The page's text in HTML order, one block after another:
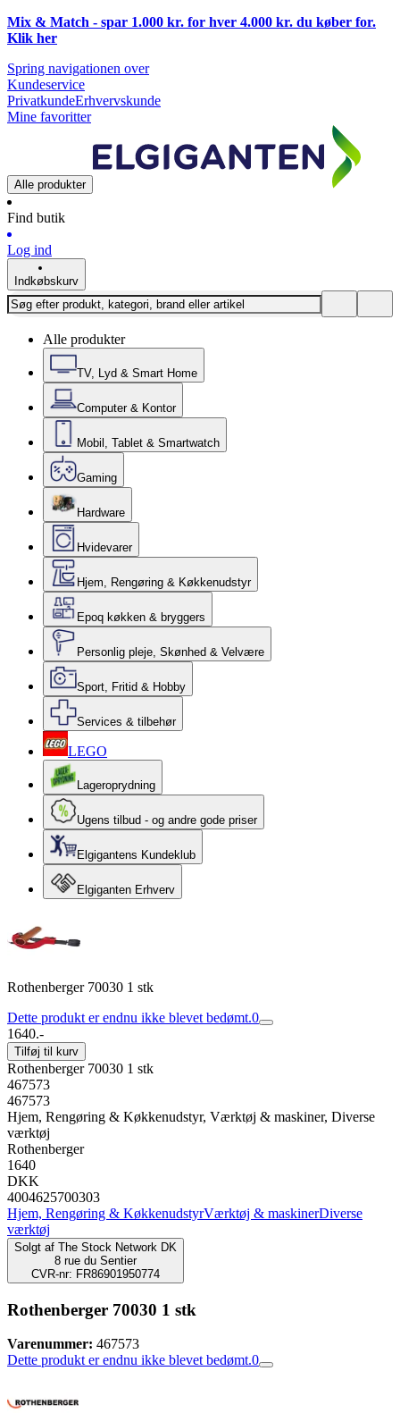
Mix & Match - spar 1.000 kr. for hver 4.000 kr. du køber for.
Klik her
Spring navigationen over
Kundeservice
PrivatkundeErhvervskunde
Mine favoritter
Alle produkter
Find butik
Log ind
Indkøbskurv
Alle produkter
TV, Lyd & Smart Home
Computer & Kontor
Mobil, Tablet & Smartwatch
Gaming
Hardware
Hvidevarer
Hjem, Rengøring & Køkkenudstyr
Epoq køkken & bryggers
Personlig pleje, Skønhed & Velvære
Sport, Fritid & Hobby
Services & tilbehør
LEGO
Lageroprydning
Ugens tilbud - og andre gode priser
Elgigantens Kundeklub
Elgiganten Erhverv
Rothenberger 70030 1 stk
Dette produkt er endnu ikke blevet bedømt.0
1640.-
Tilføj til kurv
Rothenberger 70030 1 stk
467573
467573
Hjem, Rengøring & Køkkenudstyr, Værktøj & maskiner, Diverse
værktøj
Rothenberger
1640
DKK
4004625700303
Hjem, Rengøring & KøkkenudstyrVærktøj & maskinerDiverse
værktøj
Solgt af The Stock Network DK
8 rue du Sentier
CVR-nr: FR86901950774
Rothenberger 70030 1 stk
Varenummer: 467573
Dette produkt er endnu ikke blevet bedømt.0